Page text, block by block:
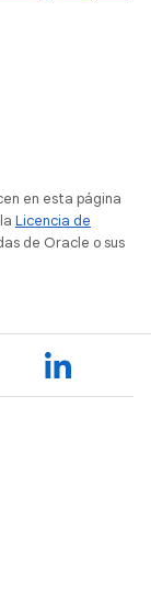
en esta página
Licencia de
de Oracle o sus